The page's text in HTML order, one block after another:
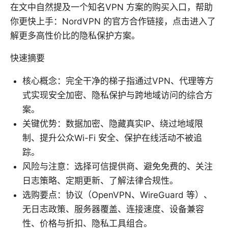
在文中自然提及一个知名VPN 方案的购买入口，帮助
你更快上手：NordVPN 的官方合作链接，点击进入了
解更多高性价比的隐私保护方案。
快速摘要
核心概念：完全干净的梯子指通过VPN、代理等方
式实现安全加密、隐私保护与跨地域访问的综合方
案。
关键优势：数据加密、隐藏真实IP、绕过地域限
制、提升公众Wi-Fi 安全、保护在线活动不被追
踪。
风险与注意：选择可信提供商、避免免费的、关注
日志策略、定期更新、了解法律合规性。
选购要点：协议（OpenVPN、WireGuard 等）、
无日志政策、服务器覆盖、连接速度、设备兼容
性、价格与折扣、隐私工具组合。